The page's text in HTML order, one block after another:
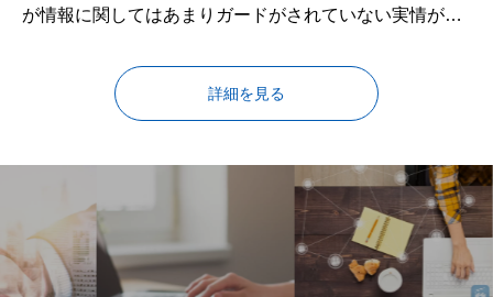
が情報に関してはあまりガードがされていない実情があ
トのオートロック」＋「監視カメラ」＋「部屋の鍵」＋
「ホームセキュリティ」と多重セキュリティが組まれて
ュリティも多重セキュリティを基本としていく必要が
詳細を見る